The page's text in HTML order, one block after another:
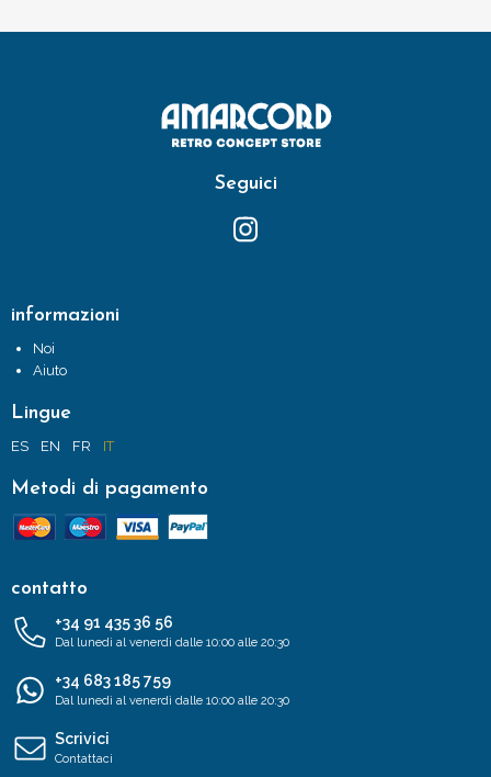
Seguici
informazioni
Noi
Aiuto
Lingue
ES EN FR IT
Metodi di pagamento
contatto
+34 91 435 36 56
Dal lunedì al venerdì dalle 10:00 alle 20:30
+34 683 185 759
Dal lunedì al venerdì dalle 10:00 alle 20:30
Scrivici
Contattaci